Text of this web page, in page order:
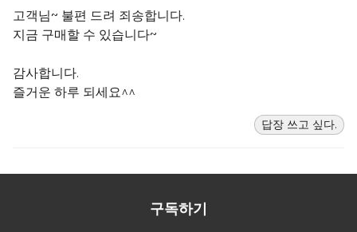
고객님~ 불편 드려 죄송합니다.
지금 구매할 수 있습니다~
감사합니다.
즐거운 하루 되세요^^
답장 쓰고 싶다.
구독하기